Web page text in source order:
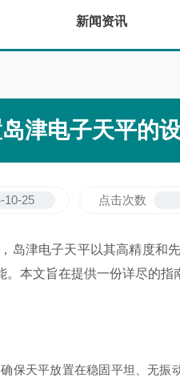
新闻资讯
津电子天平的
10-25 点击次数
津电子天平以其高精度和先
。本文旨在提供一份详尽的指
天平放置在稳固平坦、无振